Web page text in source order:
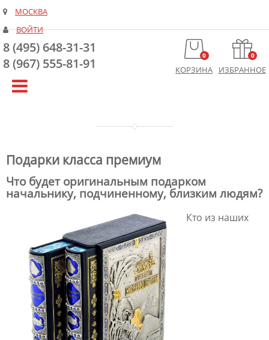
МОСКВА
ВОЙТИ
8 (495) 648-31-31
8 (967) 555-81-91
0
КОРЗИНА
0
ИЗБРАННОЕ
Подарки класса премиум
Что будет оригинальным подарком
начальнику, подчиненному, близким людям?
Кто из наших